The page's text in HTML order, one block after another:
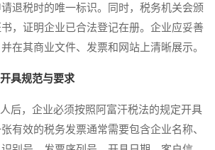
退税时的唯一标识。同时，税务机关会颁
，证明企业已合法登记在册。企业应妥善
在其商业文件、发票和网站上清晰展示。
具规范与要求
，企业必须按照阿富汗税法的规定开具
有效的税务发票通常需要包含企业名称、